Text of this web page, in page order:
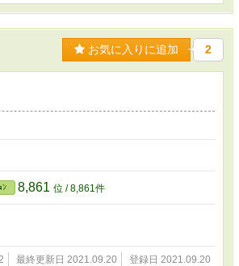
お気に入りに追加 2
ﾝ 8,861 位 / 8,861件
最終更新日 2021.09.20 登録日 2021.09.20